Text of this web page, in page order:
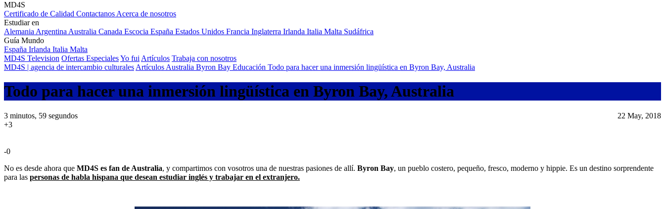
MD4S
Certificado de Calidad Contactanos Acerca de nosotros
Estudiar en
Alemania Argentina Australia Canada Escocia España Estados Unidos Francia Inglaterra Irlanda Italia Malta Sudáfrica
Guía Mundo
España Irlanda Italia Malta
MD4S Television Ofertas EspecialesYo fui Artículos Trabaja con nosotros
MD4S | agencia de intercambio culturales Artículos Australia Byron Bay Educación Todo para hacer una inmersión lingüística en Byron Bay, Australia
Todo para hacer una inmersión lingüística en Byron Bay, Australia
3 minutos, 59 segundos
22 May, 2018
+3
-0
No es desde ahora que MD4S es fan de Australia, y compartimos con vosotros una de nuestras pasiones de allí. Byron Bay, un pueblo costero, pequeño, fresco, moderno y hippie. Es un destino sorprendente
para las personas de habla hispana que desean estudiar inglés y trabajar en el extranjero.